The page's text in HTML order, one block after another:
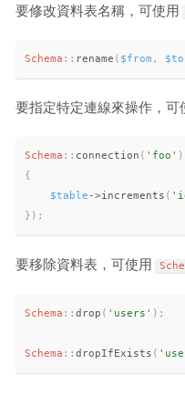
要修改資料表名稱，可使用
Schema :: rename ( $from , $to
要指定特定連線來操作，可
Schema :: connection ( 'foo' )
{
$table ->increments (
} ) ;
要移除資料表，可使用
Schema :: drop ( 'users' ) ;
Schema :: dropIfExists (